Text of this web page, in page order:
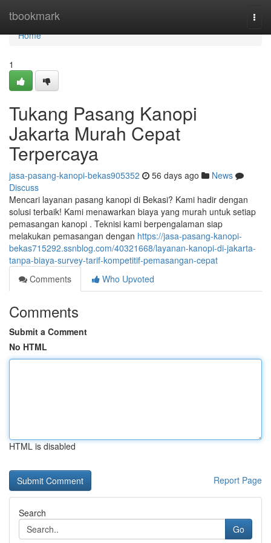
tbookmark
Home
Home
1
Tukang Pasang Kanopi
Jakarta Murah Cepat
Terpercaya
jasa-pasang-kanopi-bekas905352 56 days ago
News
Discuss
Mencari layanan pasang kanopi di Bekasi? Kami hadir dengan
solusi terbaik! Kami menawarkan biaya yang murah untuk setiap
pemasangan kanopi . Teknisi kami berpengalaman siap
melakukan pemasangan dengan https://jasa-pasang-kanopi-
bekas715292.ssnblog.com/40321668/layanan-kanopi-di-jakarta-
tanpa-biaya-survey-tarif-kompetitif-pemasangan-cepat
Comments
Who Upvoted
Comments
Submit a Comment
No HTML
HTML is disabled
Report Page
Search
Go